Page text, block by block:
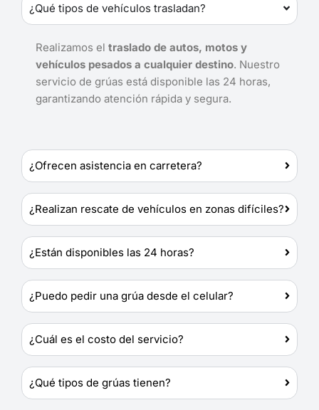
¿Qué tipos de vehículos trasladan?
Realizamos el traslado de autos, motos y
vehículos pesados a cualquier destino. Nuestro
servicio de grúas está disponible las 24 horas,
garantizando atención rápida y segura.
¿Ofrecen asistencia en carretera?
¿Realizan rescate de vehículos en zonas difíciles?
¿Están disponibles las 24 horas?
¿Puedo pedir una grúa desde el celular?
¿Cuál es el costo del servicio?
¿Qué tipos de grúas tienen?